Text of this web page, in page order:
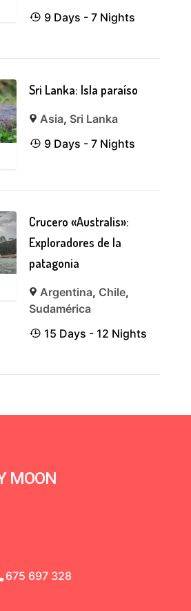
9 Days - 7 Nights
Sri Lanka: Isla paraíso
Asia, Sri Lanka
9 Days - 7 Nights
Crucero «Australis»:
Exploradores de la
patagonia
Argentina, Chile,
Sudamérica
15 Days - 12 Nights
MOON
675 697 328